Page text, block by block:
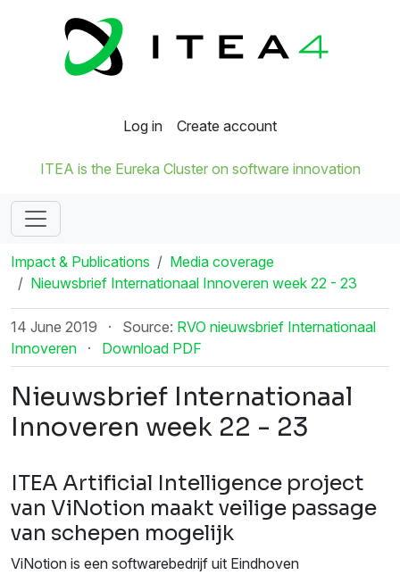
Log in Create account
ITEA is the Eureka Cluster on software innovation
Impact & Publications
Media coverage
Nieuwsbrief Internationaal Innoveren week 22 - 23
14 June 2019 · Source: RVO nieuwsbrief Internationaal
Innoveren
· Download PDF
Nieuwsbrief Internationaal
Innoveren week 22 - 23
ITEA Artificial Intelligence project
van ViNotion maakt veilige passage
van schepen mogelijk
ViNotion is een softwarebedrijf uit Eindhoven